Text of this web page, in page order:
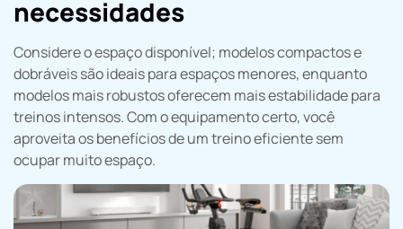
necessidades
Considere o espaço disponível; modelos compactos e
dobráveis são ideais para espaços menores, enquanto
modelos mais robustos oferecem mais estabilidade para
treinos intensos. Com o equipamento certo, você
aproveita os benefícios de um treino eficiente sem
ocupar muito espaço.